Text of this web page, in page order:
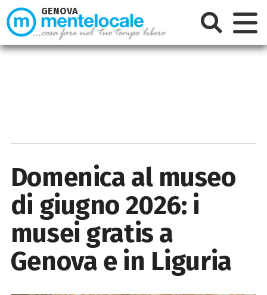
Domenica al museo
di giugno 2026: i
musei gratis a
Genova e in Liguria
GENOVA